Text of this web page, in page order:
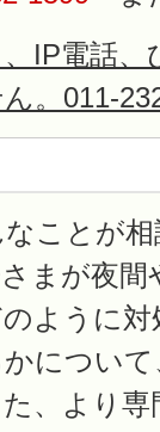
IP電話、
。
ことが
まが夜間
ように
につい
、より